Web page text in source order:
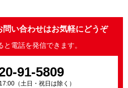
問い合わせはお気軽にどうぞ
電話を発信できます。
91-5809
（土日・祝日は除く）